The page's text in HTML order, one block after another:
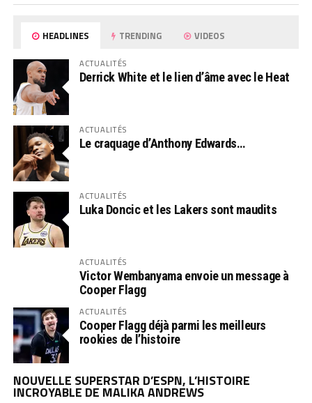
HEADLINES TRENDING VIDEOS
ACTUALITÉS
Derrick White et le lien d’âme avec le Heat
ACTUALITÉS
Le craquage d’Anthony Edwards…
ACTUALITÉS
Luka Doncic et les Lakers sont maudits
ACTUALITÉS
Victor Wembanyama envoie un message à
Cooper Flagg
ACTUALITÉS
Cooper Flagg déjà parmi les meilleurs
rookies de l’histoire
NOUVELLE SUPERSTAR D’ESPN, L’HISTOIRE
INCROYABLE DE MALIKA ANDREWS